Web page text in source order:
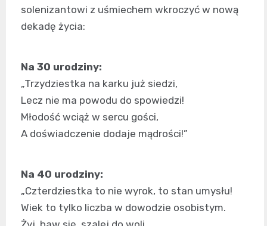
solenizantowi z uśmiechem wkroczyć w nową
dekadę życia:
Na 30 urodziny:
„Trzydziestka na karku już siedzi,
Lecz nie ma powodu do spowiedzi!
Młodość wciąż w sercu gości,
A doświadczenie dodaje mądrości!”
Na 40 urodziny:
„Czterdziestka to nie wyrok, to stan umysłu!
Wiek to tylko liczba w dowodzie osobistym.